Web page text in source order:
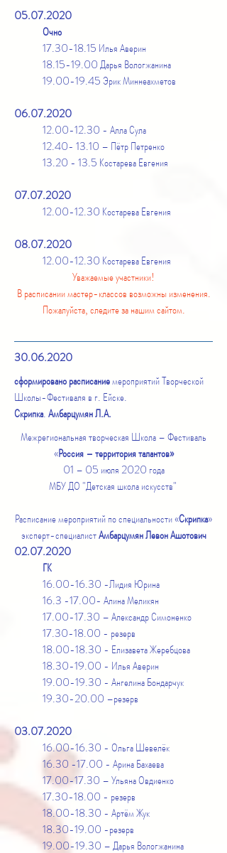
05.07.2020
Очно
17.30-18.15 Илья Аверин
18.15-19.00Дарья Вологжанина
19.00-19.45Эрик Миннеахметов
06.07.2020
12.00-12.30 - Алла Сула
12.40- 13.10 – Пётр Петренко
13.20 - 13.5 Костарева Евгения
07.07.2020
12.00-12.30 Костарева Евгения
08.07.2020
12.00-12.30 Костарева Евгения
Уважаемые участники!
В расписании мастер-классов возможны изменения.
Пожалуйста, следите за нашим сайтом.
30.06.2020
сформировано расписаниемероприятий Творческой
Школы-Фестиваля в г. Ейске.
Скрипка.Амбарцумян Л.А.
Межрегиональная творческая Школа – Фестиваль
«Россия – территория талантов»
01 – 05 июля 2020 года
МБУ ДО "Детская школа искусств"
Расписание мероприятий по специальности «Скрипка»
эксперт-специалистАмбарцумян Левон Ашотович
02.07.2020
ГК
16.00-16.30 -Лидия Юрина
16.3 -17.00- Алина Меликян
17.00-17.30 – Александр Симоненко
17.30-18.00 - резерв
18.00-18.30 - Елизавета Жеребцова
18.30-19.00 - Илья Аверин
19.00-19.30 - Ангелина Бондарчук
19.30-20.00 –резерв
03.07.2020
16.00-16.30 - Ольга Шевелёк
16.30 -17.00 - Арина Бахаева
17.00-17.30 – Ульяна Овдиенко
17.30-18.00 - резерв
18.00-18.30 - Артём Жук
18.30-19.00 -резерв
19.00-19.30 – Дарья Вологжанина